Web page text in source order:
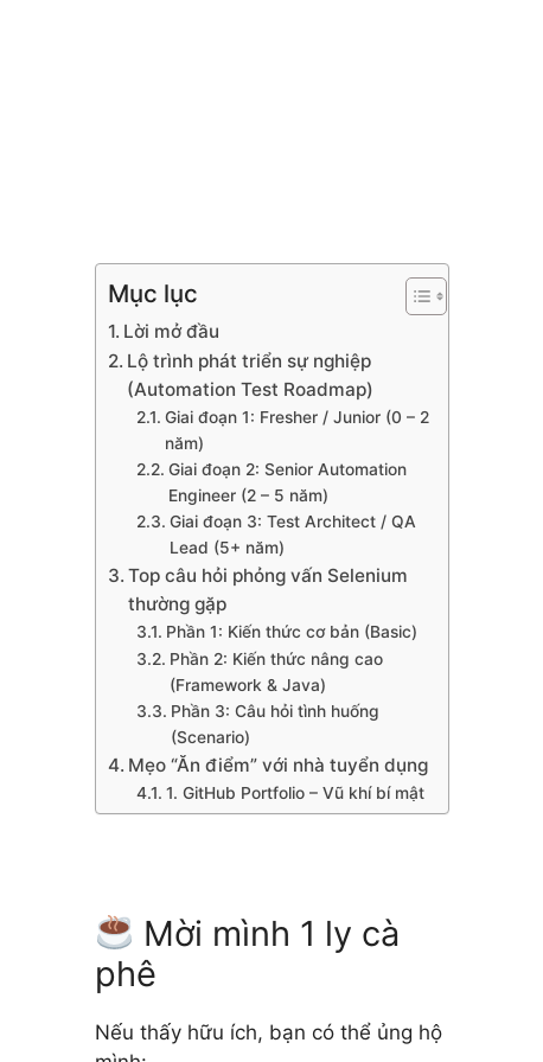
Mục lục
Lời mở đầu
Lộ trình phát triển sự nghiệp
(Automation Test Roadmap)
Giai đoạn 1: Fresher / Junior (0 – 2
năm)
Giai đoạn 2: Senior Automation
Engineer (2 – 5 năm)
Giai đoạn 3: Test Architect / QA
Lead (5+ năm)
Top câu hỏi phỏng vấn Selenium
thường gặp
Phần 1: Kiến thức cơ bản (Basic)
Phần 2: Kiến thức nâng cao
(Framework & Java)
Phần 3: Câu hỏi tình huống
(Scenario)
Mẹo “Ăn điểm” với nhà tuyển dụng
1. GitHub Portfolio – Vũ khí bí mật
2. Trung thực về những gì chưa
Mời mình 1 ly cà
phê
Nếu thấy hữu ích, bạn có thể ủng hộ